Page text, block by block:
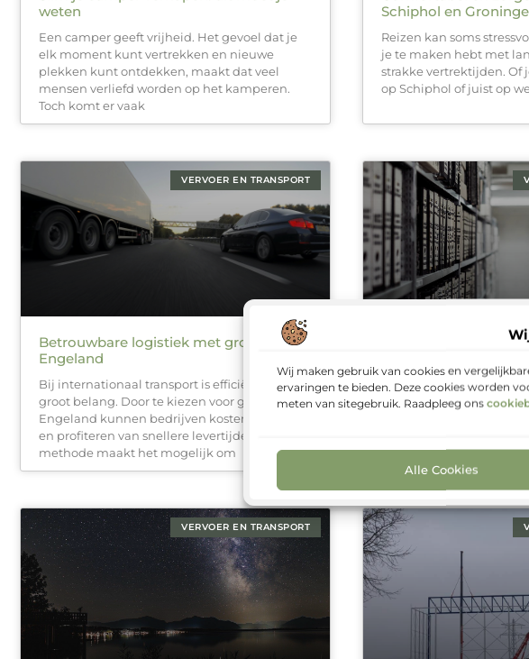
Wij maken gebruik van cookies en
ervaringen te bieden. Deze cookies worden
meten van sitegebruik. Raadpleeg ons
Alle Cookies
weten
Een camper geeft vrijheid. Het gevoel dat je
elk moment kunt vertrekken en nieuwe
plekken kunt ontdekken, maakt dat veel
mensen verliefd worden op het kamperen.
Toch komt er vaak
Schiphol en
Reizen kan soms
je te maken hebt met
strakke vertrektijden. Of
op Schiphol of juist op
VERVOER EN TRANSPORT
Betrouwbare logistiek met groupage in
Engeland
Bij internationaal transport is efficiëntie van
groot belang. Door te kiezen voor groupage in
Engeland kunnen bedrijven kosten besparen
en profiteren van snellere levertijden. Deze
methode maakt het mogelijk om
Kies voor efficiëntie
Efficiëntie is een van de
binnen de logistiek.
moet aansluiten
VERVOER EN TRANSPORT